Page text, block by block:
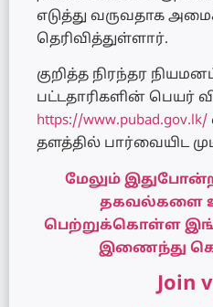
எடுத்து வருவதாக
தெரிவித்துள்ளார்.
குறித்த நிரந்தர
பட்டதாரிகளின் பெயர்
https://www.pubad.gov.lk/
தளத்தில் பார்வையிட
மேலும்
தகவல்களை
பெற்றுக்கொள்ள
இணைந்து
Join